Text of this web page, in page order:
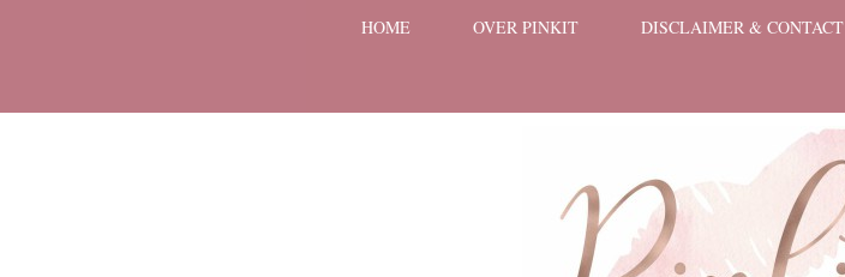
HOME OVER PINKIT DISCLAIMER & CONTACT